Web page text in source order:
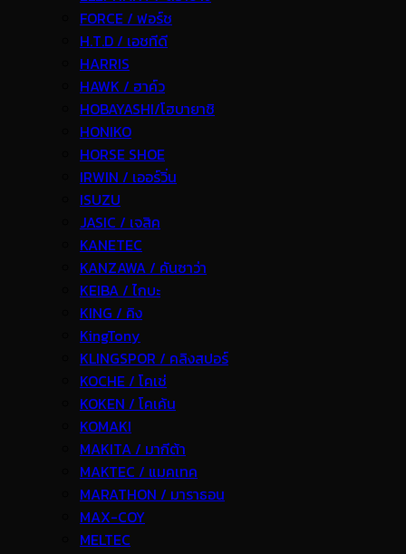
FORCE / ฟอร์ช
H.T.D / เอชทีดี
HARRIS
HAWK / ฮาค์ว
HOBAYASHI/โฮบายาชิ
HONIKO
HORSE SHOE
IRWIN / เออร์วิ่น
ISUZU
JASIC / เจสิค
KANETEC
KANZAWA / คันซาว่า
KEIBA / ไกบะ
KING / คิง
KingTony
KLINGSPOR / คลิงสปอร์
KOCHE / โคเช่
KOKEN / โคเค้น
KOMAKI
MAKITA / มากีต้า
MAKTEC / แมคเทค
MARATHON / มาราธอน
MAX-COY
MELTEC